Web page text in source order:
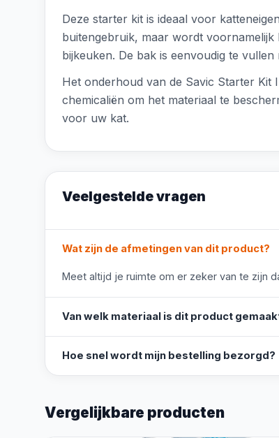
Deze starter kit is ideaal voor
buitengebruik, maar wordt voornamelijk
bijkeuken. De bak is eenvoudig te
Het onderhoud van de Savic Starter Kit
chemicaliën om het materiaal te
voor uw kat.
Veelgestelde vragen
Wat zijn de afmetingen van dit product?
Meet altijd je ruimte om er zeker van te zijn
Van welk materiaal is dit product
Hoe snel wordt mijn bestelling bezorgd?
Vergelijkbare producten